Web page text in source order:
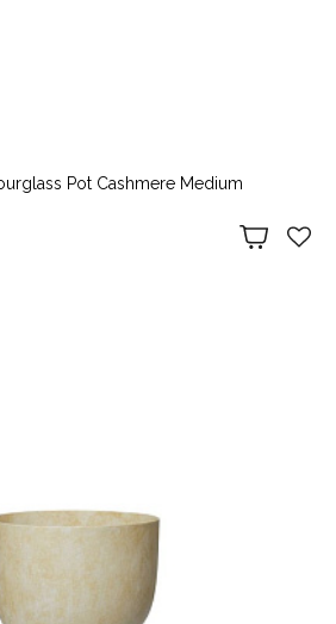
Pot Cashmere Medium